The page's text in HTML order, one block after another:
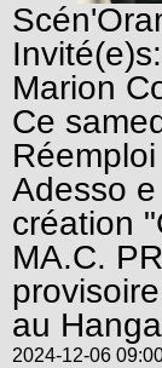
Marion
Ce
Adesso
création
MA.C.
au
2024-12-06